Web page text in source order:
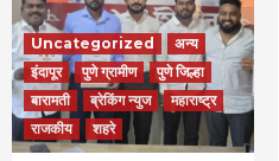
Uncategorized
अन्य
इंदापूर
पुणे ग्रामीण
पुणे जिल्हा
बारामती
ब्रेकिंग न्युज
महाराष्ट्र
राजकीय
शहरे